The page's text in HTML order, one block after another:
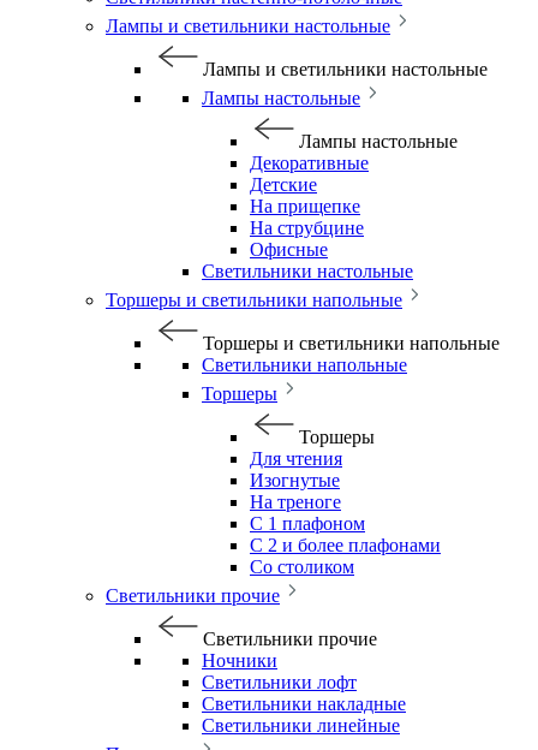
Лампы и светильники настольные
Лампы и светильники настольные
Лампы настольные
Лампы настольные
Декоративные
Детские
На прищепке
На струбцине
Офисные
Светильники настольные
Торшеры и светильники напольные
Торшеры и светильники напольные
Светильники напольные
Торшеры
Торшеры
Для чтения
Изогнутые
На треноге
С 1 плафоном
С 2 и более плафонами
Со столиком
Светильники прочие
Светильники прочие
Ночники
Светильники лофт
Светильники накладные
Светильники линейные